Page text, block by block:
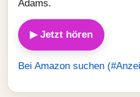
Adams.
▶ Jetzt hören
Bei Amazon suchen